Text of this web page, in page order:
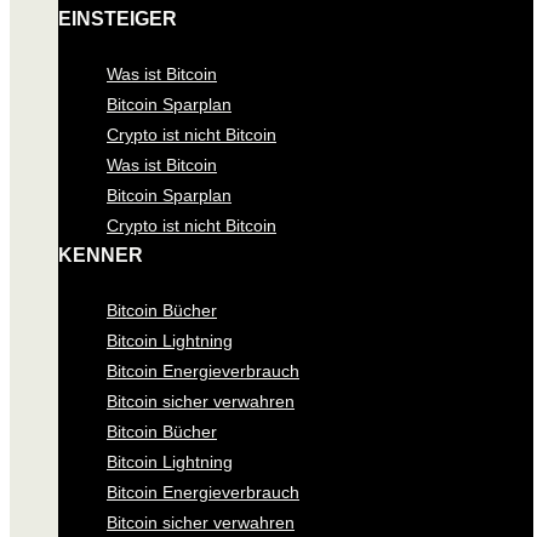
EINSTEIGER
Was ist Bitcoin
Bitcoin Sparplan
Crypto ist nicht Bitcoin
Was ist Bitcoin
Bitcoin Sparplan
Crypto ist nicht Bitcoin
KENNER
Bitcoin Bücher
Bitcoin Lightning
Bitcoin Energieverbrauch
Bitcoin sicher verwahren
Bitcoin Bücher
Bitcoin Lightning
Bitcoin Energieverbrauch
Bitcoin sicher verwahren